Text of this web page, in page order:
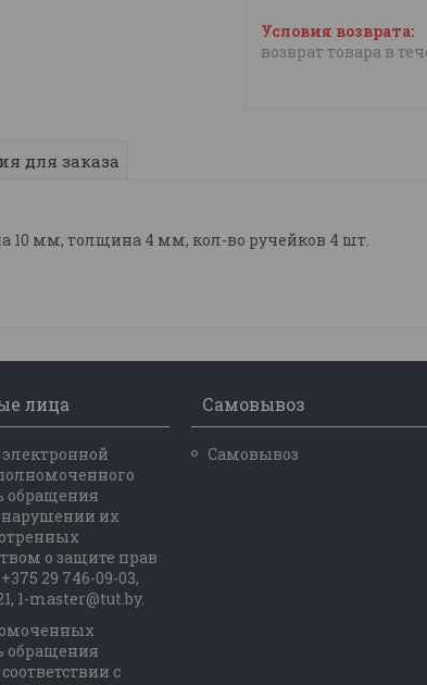
возврат товара в
для заказа
10 мм, толщина 4 мм, кол-во ручейков 4 шт.
лица
обращения
нарушении их
о защите прав
29 746-09-03,
1-master@tut.by.
обращения
с
Самовывоз
Самовывоз